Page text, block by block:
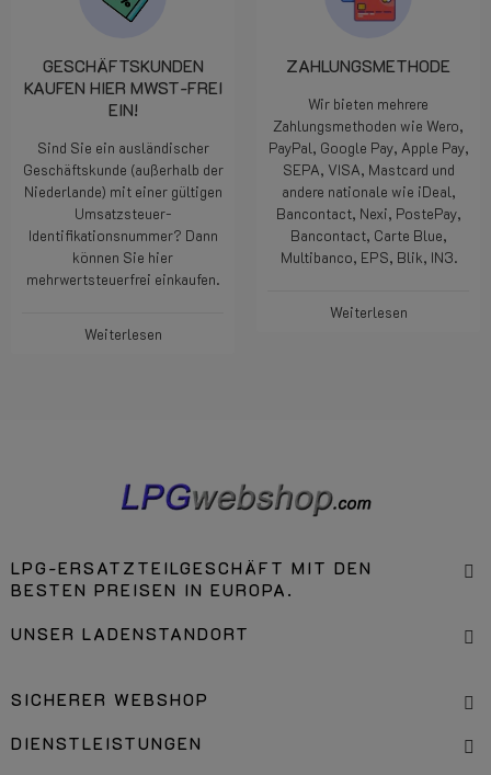
GESCHÄFTSKUNDEN
KAUFEN HIER MWST-FREI
EIN!
Sind Sie ein ausländischer
Geschäftskunde (außerhalb der
Niederlande) mit einer gültigen
Umsatzsteuer-
Identifikationsnummer? Dann
können Sie hier
mehrwertsteuerfrei einkaufen.
Weiterlesen
ZAHLUNGSMETHODE
Wir bieten mehrere
Zahlungsmethoden wie Wero,
PayPal, Google Pay, Apple Pay,
SEPA, VISA, Mastcard und
andere nationale wie iDeal,
Bancontact, Nexi, PostePay,
Bancontact, Carte Blue,
Multibanco, EPS, Blik, IN3.
Weiterlesen
LPG-ERSATZTEILGESCHÄFT MIT DEN
BESTEN PREISEN IN EUROPA.
UNSER LADENSTANDORT
SICHERER WEBSHOP
DIENSTLEISTUNGEN